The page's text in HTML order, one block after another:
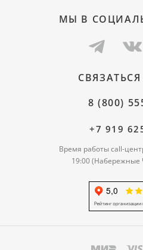
МЫ В
8 (800)
+7 919
Время работы call-
19:00 (Набережные